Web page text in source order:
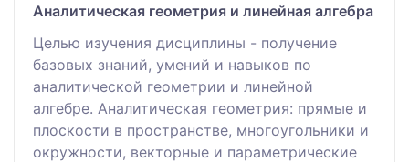
Аналитическая геометрия и линейная алгебра
Целью изучения дисциплины - получение
базовых знаний, умений и навыков по
аналитической геометрии и линейной
алгебре. Аналитическая геометрия: прямые и
плоскости в пространстве, многоугольники и
окружности, векторные и параметрические